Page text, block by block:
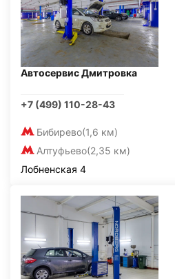
Автосервис Дмитровка
+7 (499) 110-28-43
Бибирево(1,6 км)
Алтуфьево(2,35 км)
Лобненская 4